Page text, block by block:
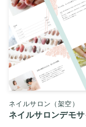
ネイルサロン（架空）
ネイルサロンデモサ